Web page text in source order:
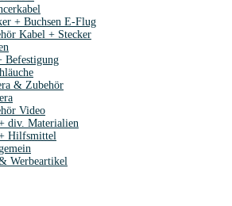
+ Buchsen E-Flug
Kabel + Stecker
Befestigung
& Zubehör
Video
div. Materialien
Hilfsmittel
Werbeartikel